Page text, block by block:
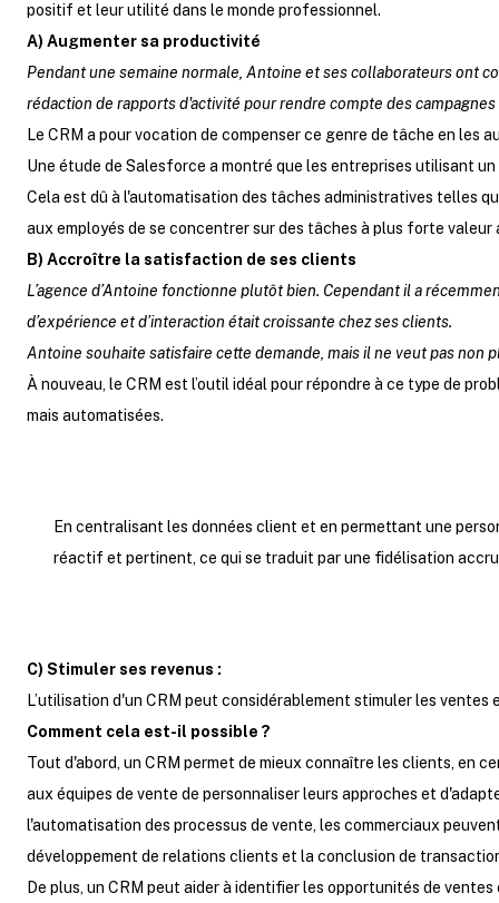
positif et leur utilité dans le monde professionnel.
A) Augmenter sa productivité
Pendant une semaine normale, Antoine et ses collaborateurs ont
rédaction de rapports d'activité pour rendre compte des
Le CRM a pour vocation de compenser ce genre de tâche en les
Une étude de Salesforce a montré que les entreprises utilisant
Cela est dû à l'automatisation des tâches administratives telles
aux employés de se concentrer sur des tâches à plus forte valeur
B) Accroître la satisfaction de ses clients
L’agence d’Antoine fonctionne plutôt bien. Cependant il a
d’expérience et d’interaction était croissante chez ses clients.
Antoine souhaite satisfaire cette demande, mais il ne veut pas
À nouveau, le CRM est l’outil idéal pour répondre à ce type de
mais automatisées.
En centralisant les données client et en permettant une
réactif et pertinent, ce qui se traduit par une fidélisation
C) Stimuler ses revenus :
L’utilisation d'un CRM peut considérablement stimuler les ventes
Comment cela est-il possible ?
Tout d'abord, un CRM permet de mieux connaître les clients, en
aux équipes de vente de personnaliser leurs approches et
l'automatisation des processus de vente, les commerciaux
développement de relations clients et la conclusion de
De plus, un CRM peut aider à identifier les opportunités de